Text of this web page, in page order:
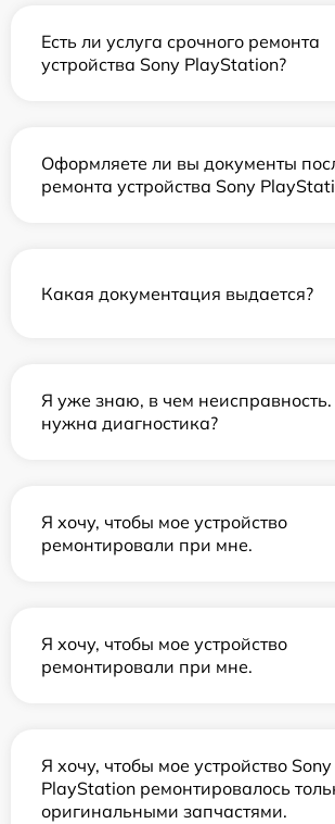
Есть ли услуга срочного ремонта
устройства Sony PlayStation?
Оформляете ли вы документы
ремонта устройства Sony
Какая документация выдается?
Я уже знаю, в чем
нужна диагностика?
Я хочу, чтобы мое устройство
ремонтировали при мне.
Я хочу, чтобы мое устройство
ремонтировали при мне.
Я хочу, чтобы мое устройство Sony
PlayStation ремонтировалось
оригинальными запчастями.